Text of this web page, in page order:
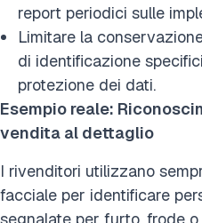
report periodici sulle
Limitare la
di identificazione
protezione dei dati.
Esempio reale:
vendita al dettaglio
I rivenditori utilizzano
facciale per identificare